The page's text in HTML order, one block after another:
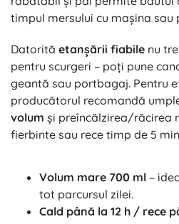
timpul mersului cu mașina sau
Datorită etanșării fiabile nu
pentru scurgeri – poți pune
geantă sau portbagaj. Pentru
producătorul recomandă
volum și preîncălzirea/răcirea
fierbinte sau rece timp de 5
Volum mare 700 ml –
tot parcursul zilei.
Cald până la 12 h / rece